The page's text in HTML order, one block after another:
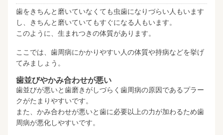
歯をきちんと磨いていなくても虫歯になりづらい人もいます
し、きちんと磨いていてもすぐになる人もいます。
このように、生まれつきの体質があります。
ここでは、歯周病にかかりやすい人の体質や持病などを挙げ
てみましょう。
歯並びやかみ合わせが悪い
歯並びが悪いと歯磨きがしづらく歯周病の原因であるプラー
クがたまりやすいです。
また、かみ合わせが悪いと歯に必要以上の力が加わるため歯
周病が悪化しやすいです。